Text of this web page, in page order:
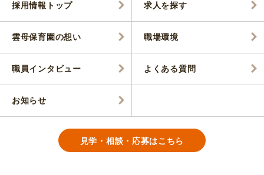
採用情報トップ 求人を探す
雲母保育園の想い 職場環境
職員インタビュー よくある質問
お知らせ
見学・相談・応募はこちら